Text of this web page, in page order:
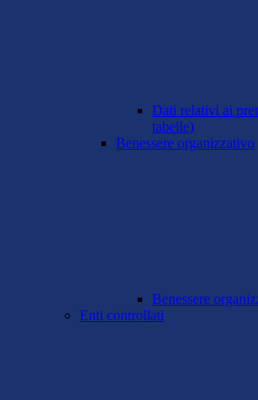
Dati relativi ai
tabelle)
Benessere organizzativo
Benessere
Enti controllati